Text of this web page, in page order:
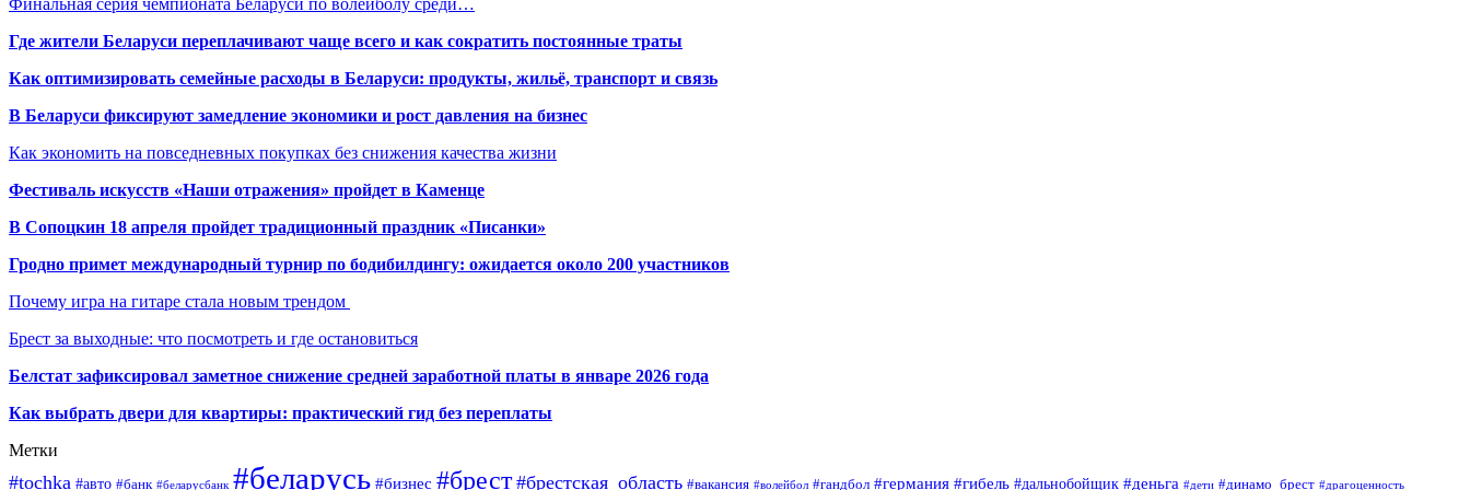
Финальная серия чемпионата Беларуси по волейболу среди…
Где жители Беларуси переплачивают чаще всего и как сократить постоянные траты
Как оптимизировать семейные расходы в Беларуси: продукты, жильё, транспорт и связь
В Беларуси фиксируют замедление экономики и рост давления на бизнес
Как экономить на повседневных покупках без снижения качества жизни
Фестиваль искусств «Наши отражения» пройдет в Каменце
В Сопоцкин 18 апреля пройдет традиционный праздник «Писанки»
Гродно примет международный турнир по бодибилдингу: ожидается около 200 участников
Почему игра на гитаре стала новым трендом
Брест за выходные: что посмотреть и где остановиться
Белстат зафиксировал заметное снижение средней заработной платы в январе 2026 года
Как выбрать двери для квартиры: практический гид без переплаты
Метки
#tochka #авто #банк #беларусбанк #беларусь #бизнес #брест #брестская_область #вакансия #волейбол #гандбол #германия #гибель #дальнобойщик #деньга #дети #динамо_брест #драгоценность